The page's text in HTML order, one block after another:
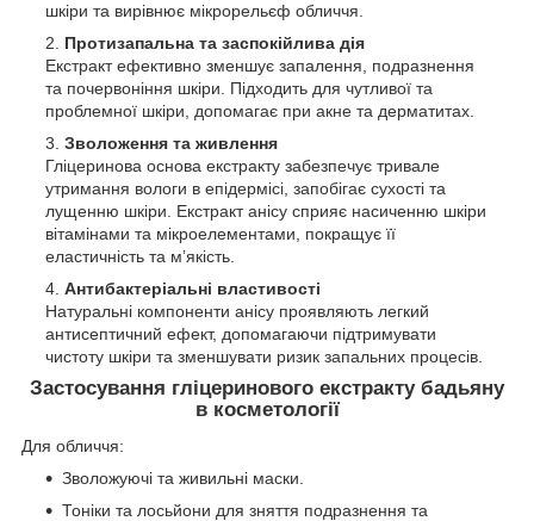
шкіри та вирівнює мікрорельєф обличчя.
Протизапальна та заспокійлива дія
Екстракт ефективно зменшує запалення, подразнення
та почервоніння шкіри. Підходить для чутливої та
проблемної шкіри, допомагає при акне та дерматитах.
Зволоження та живлення
Гліцеринова основа екстракту забезпечує тривале
утримання вологи в епідермісі, запобігає сухості та
лущенню шкіри. Екстракт анісу сприяє насиченню шкіри
вітамінами та мікроелементами, покращує її
еластичність та м’якість.
Антибактеріальні властивості
Натуральні компоненти анісу проявляють легкий
антисептичний ефект, допомагаючи підтримувати
чистоту шкіри та зменшувати ризик запальних процесів.
Застосування гліцеринового екстракту бадьяну
в косметології
Для обличчя:
Зволожуючі та живильні маски.
Тоніки та лосьйони для зняття подразнення та